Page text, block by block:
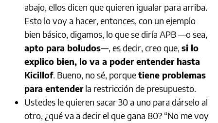
abajo, ellos dicen que quieren igualar para arriba.
Esto lo voy a hacer, entonces, con un ejemplo
bien básico, digamos, lo que se diría APB —o sea,
apto para boludos—, es decir, creo que, si lo
explico bien, lo va a poder entender hasta
Kicillof. Bueno, no sé, porquetiene problemas
para entenderla restricción de presupuesto.
Ustedes le quieren sacar 30 a uno para dárselo al
otro, ¿qué va a decir el que gana 80? “No me voy